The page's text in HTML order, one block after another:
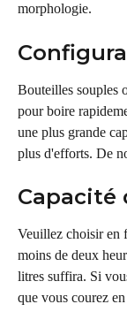
morphologie.
Bouteilles souples
pour boire
une plus grande
plus d'efforts. De
Capacité
Veuillez choisir en
moins de deux
litres suffira. Si
que vous courez